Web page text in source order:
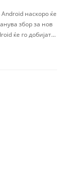
наскоро ќе
збор за нов
ќе го добијат…